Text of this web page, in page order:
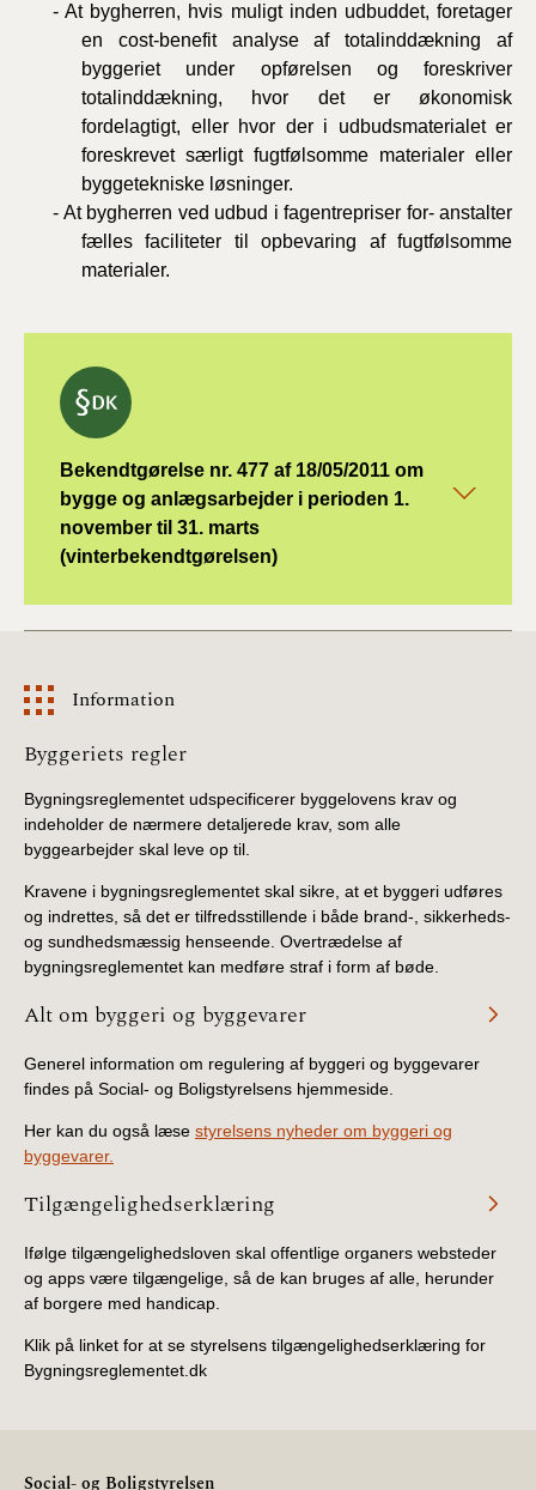
- At bygherren, hvis muligt inden udbuddet, foretager
en cost-benefit analyse af totalinddækning af
byggeriet under opførelsen og foreskriver
totalinddækning, hvor det er økonomisk
fordelagtigt, eller hvor der i udbudsmaterialet er
foreskrevet særligt fugtfølsomme materialer eller
byggetekniske løsninger.
- At bygherren ved udbud i fagentrepriser for- anstalter
fælles faciliteter til opbevaring af fugtfølsomme
materialer.
Bekendtgørelse nr. 477 af 18/05/2011 om
bygge og anlægsarbejder i perioden 1.
november til 31. marts
(vinterbekendtgørelsen)
Information
Information
Byggeriets regler
Bygningsreglementet udspecificerer byggelovens krav og
indeholder de nærmere detaljerede krav, som alle
byggearbejder skal leve op til.
Kravene i bygningsreglementet skal sikre, at et byggeri udføres
og indrettes, så det er tilfredsstillende i både brand-, sikkerheds-
og sundhedsmæssig henseende. Overtrædelse af
bygningsreglementet kan medføre straf i form af bøde.
Alt om byggeri og byggevarer
Generel information om regulering af byggeri og byggevarer
findes på Social- og Boligstyrelsens hjemmeside.
Her kan du også læse styrelsens nyheder om byggeri og
byggevarer.
Tilgængelighedserklæring
Ifølge tilgængelighedsloven skal offentlige organers websteder
og apps være tilgængelige, så de kan bruges af alle, herunder
af borgere med handicap.
Klik på linket for at se styrelsens tilgængelighedserklæring for
Bygningsreglementet.dk
Social- og Boligstyrelsen